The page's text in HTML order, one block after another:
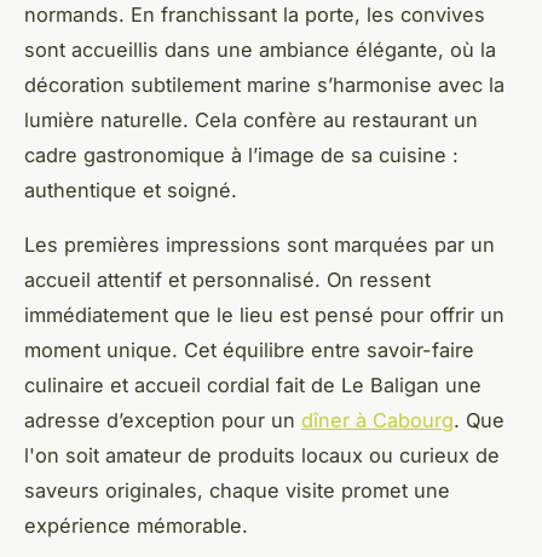
normands. En franchissant la porte, les convives
sont accueillis dans une ambiance élégante, où la
décoration subtilement marine s’harmonise avec la
lumière naturelle. Cela confère au restaurant un
cadre gastronomique à l’image de sa cuisine :
authentique et soigné.
Les premières impressions sont marquées par un
accueil attentif et personnalisé. On ressent
immédiatement que le lieu est pensé pour offrir un
moment unique. Cet équilibre entre savoir-faire
culinaire et accueil cordial fait de Le Baligan une
adresse d’exception pour un dîner à Cabourg. Que
l'on soit amateur de produits locaux ou curieux de
saveurs originales, chaque visite promet une
expérience mémorable.